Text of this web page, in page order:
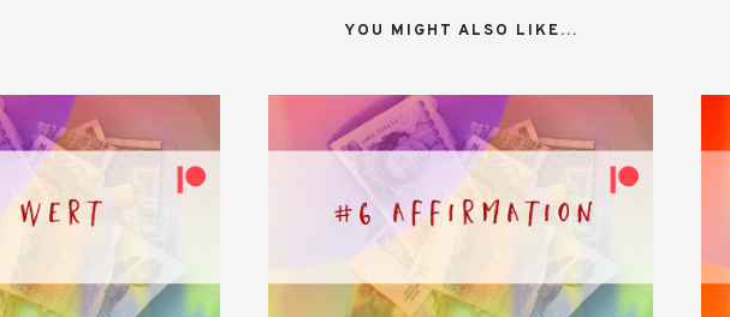
YOU MIGHT ALSO LIKE...